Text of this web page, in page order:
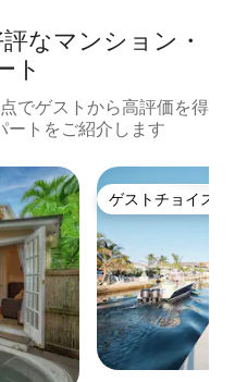
なマンション・
ト
でゲストから高評価を得
ートをご紹介します
ゲストチョイス
ゲストチョイス